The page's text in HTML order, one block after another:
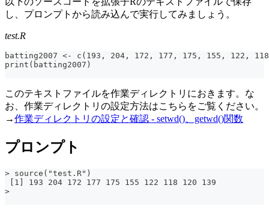
し、プロンプトから読み込んで実行してみましょう。
test.R
batting2007 <- c(193, 204, 172, 177, 175, 155, 122,
print(batting2007)
このテキストファイルを作業ディレクトリにおきます。な
お、作業ディレクトリの設定方法はこちらをご覧ください。
→作業ディレクトリの設定と確認 - setwd()、getwd()関数
プロンプト
> source("test.R")
[1] 193 204 172 177 175 155 122 118 120 139
>